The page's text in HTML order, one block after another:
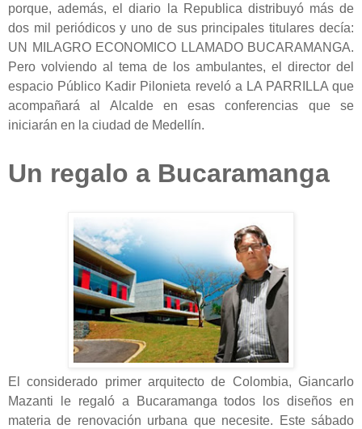
porque, además, el diario la Republica distribuyó más de
dos mil periódicos y uno de sus principales titulares decía:
UN MILAGRO ECONOMICO LLAMADO BUCARAMANGA.
Pero volviendo al tema de los ambulantes, el director del
espacio Público Kadir Pilonieta reveló a LA PARRILLA que
acompañará al Alcalde en esas conferencias que se
iniciarán en la ciudad de Medellín.
Un regalo a Bucaramanga
El considerado primer arquitecto de Colombia, Giancarlo
Mazanti le regaló a Bucaramanga todos los diseños en
materia de renovación urbana que necesite. Este sábado